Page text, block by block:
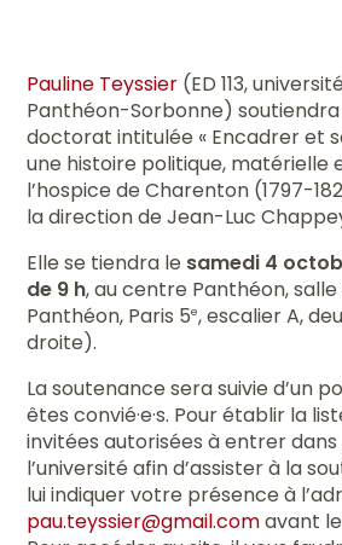
Pauline Teyssier (ED 113,
Panthéon-Sorbonne)
doctorat intitulée « Encadrer et
une histoire politique, matérielle
l’hospice de Charenton (1797-
la direction de Jean-Luc
Elle se tiendra le samedi 4
de 9 h, au centre Panthéon, salle
Panthéon, Paris 5e, escalier A,
droite).
La soutenance sera suivie d’un
êtes convié·e·s. Pour établir la
invitées autorisées à entrer
l’université afin d’assister à la
lui indiquer votre présence à
pau.teyssier@gmail.comavant